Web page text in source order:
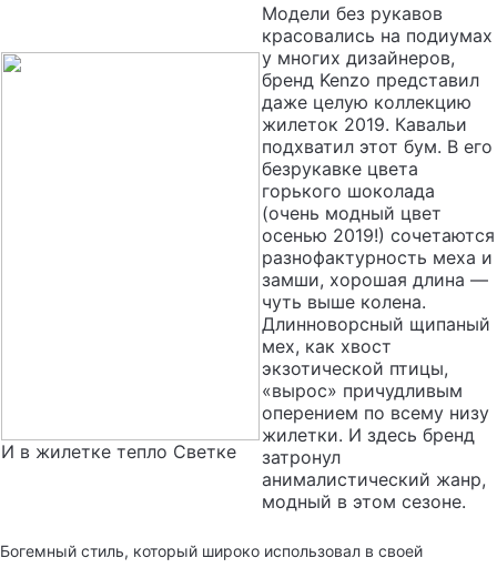
И в жилетке тепло Светке
Модели без рукавов
красовались на подиумах
у многих дизайнеров,
бренд Kenzo представил
даже целую коллекцию
жилеток 2019. Кавальи
подхватил этот бум. В его
безрукавке цвета
горького шоколада
(очень модный цвет
осенью 2019!) сочетаются
разнофактурность меха и
замши, хорошая длина —
чуть выше колена.
Длинноворсный щипаный
мех, как хвост
экзотической птицы,
«вырос» причудливым
оперением по всему низу
жилетки. И здесь бренд
затронул
анималистический жанр,
модный в этом сезоне.
Богемный стиль, который широко использовал в своей